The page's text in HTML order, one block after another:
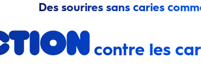
Des sourires sans caries
contre les